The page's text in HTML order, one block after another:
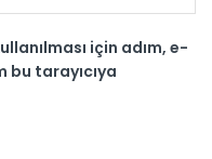
için adım, e-
tarayıcıya